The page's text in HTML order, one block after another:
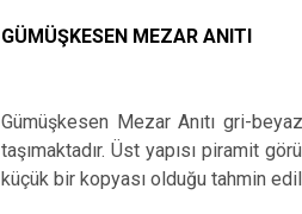
GÜMÜŞKESEN MEZAR ANITI
Gümüşkesen Mezar Anıtı gri-
taşımaktadır. Üst yapısı piramit
küçük bir kopyası olduğu tahmin